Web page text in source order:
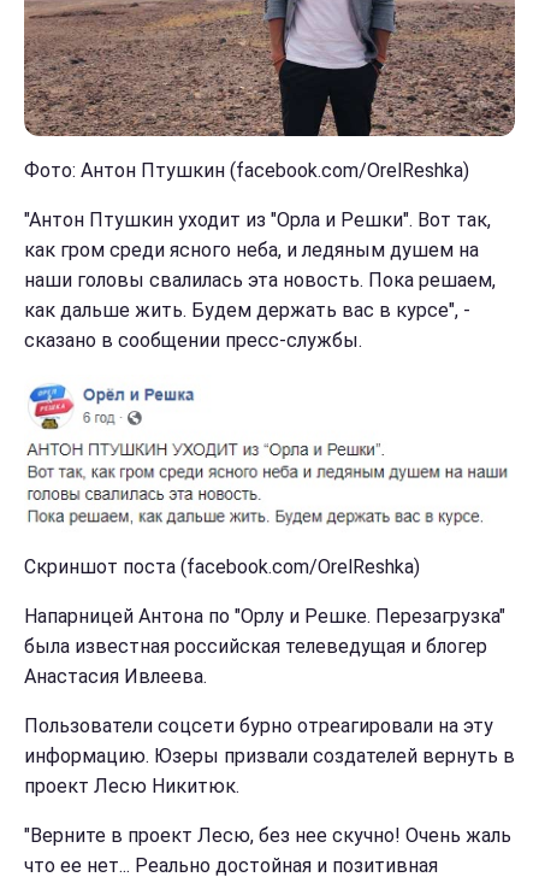
Фото: Антон Птушкин (facebook.com/OrelReshka)
"Антон Птушкин уходит из "Орла и Решки". Вот так,
как гром среди ясного неба, и ледяным душем на
наши головы свалилась эта новость. Пока решаем,
как дальше жить. Будем держать вас в курсе", -
сказано в сообщении пресс-службы.
Скриншот поста (facebook.com/OrelReshka)
Напарницей Антона по "Орлу и Решке. Перезагрузка"
была известная российская телеведущая и блогер
Анастасия Ивлеева.
Пользователи соцсети бурно отреагировали на эту
информацию. Юзеры призвали создателей вернуть в
проект Лесю Никитюк.
"Верните в проект Лесю, без нее скучно! Очень жаль
что ее нет... Реально достойная и позитивная